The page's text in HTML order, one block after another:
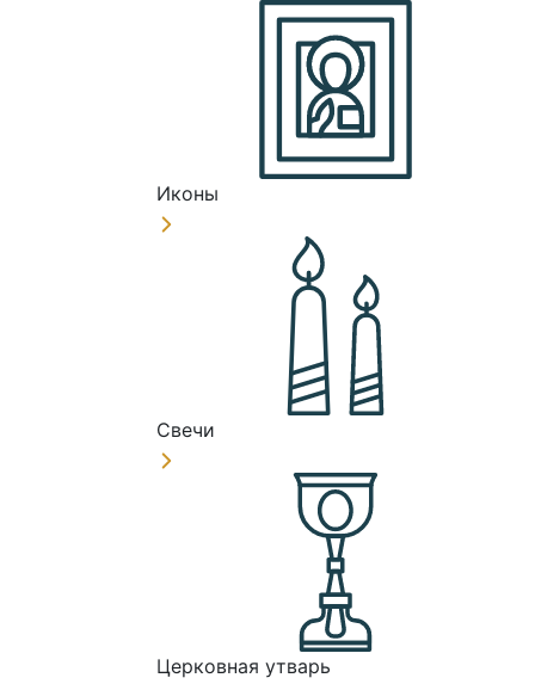
Иконы
Свечи
Церковная утварь